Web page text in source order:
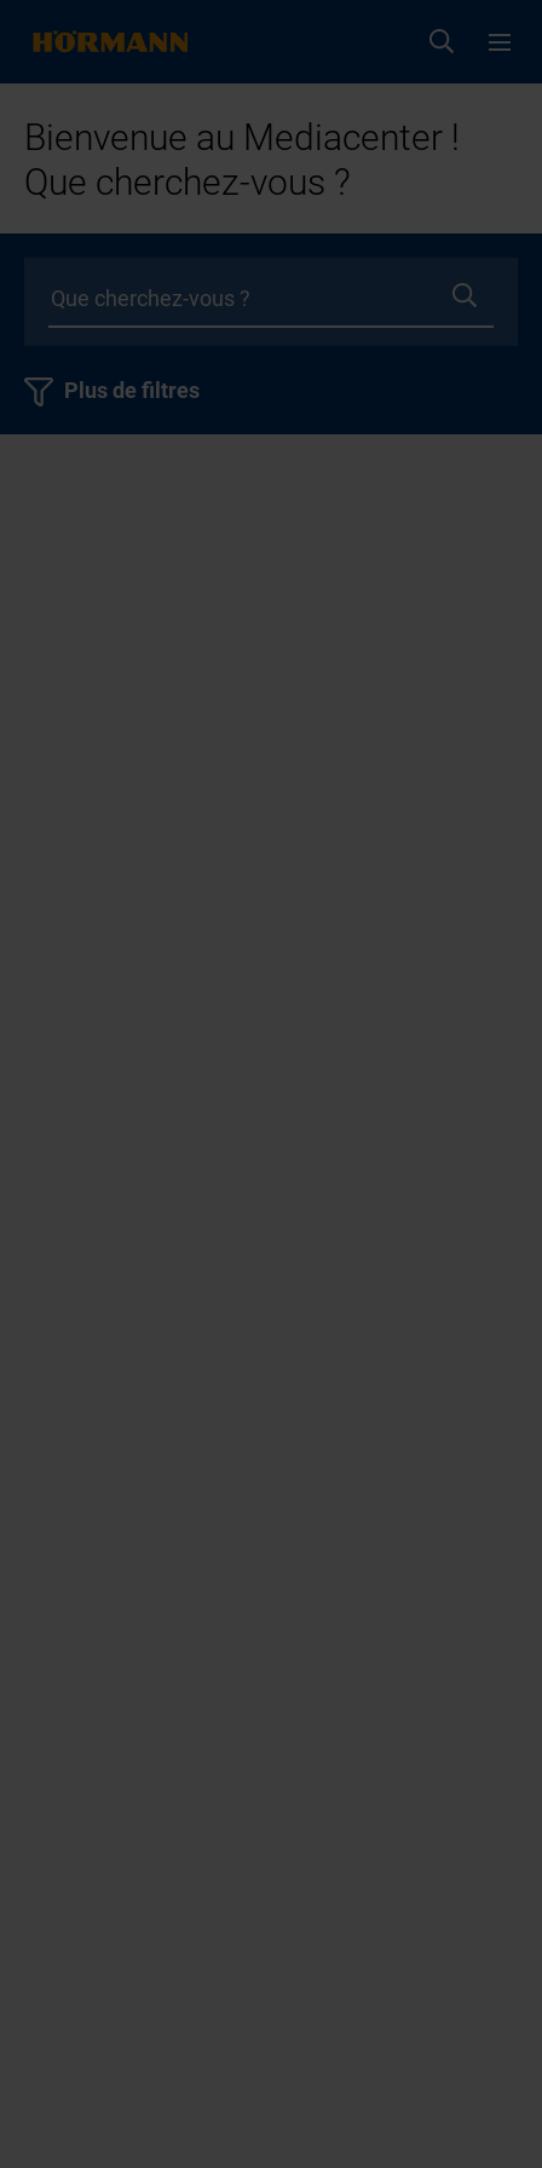
Bienvenue au Mediacenter !
Que cherchez-vous ?
Plus de filtres